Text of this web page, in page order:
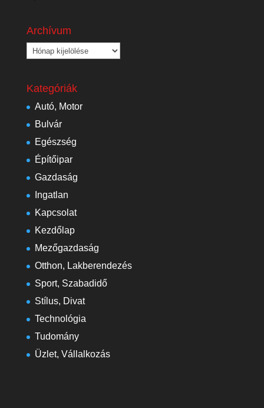
Archívum
Archívum
Kategóriák
Autó, Motor
Bulvár
Egészség
Építőipar
Gazdaság
Ingatlan
Kapcsolat
Kezdőlap
Mezőgazdaság
Otthon, Lakberendezés
Sport, Szabadidő
Stílus, Divat
Technológia
Tudomány
Üzlet, Vállalkozás